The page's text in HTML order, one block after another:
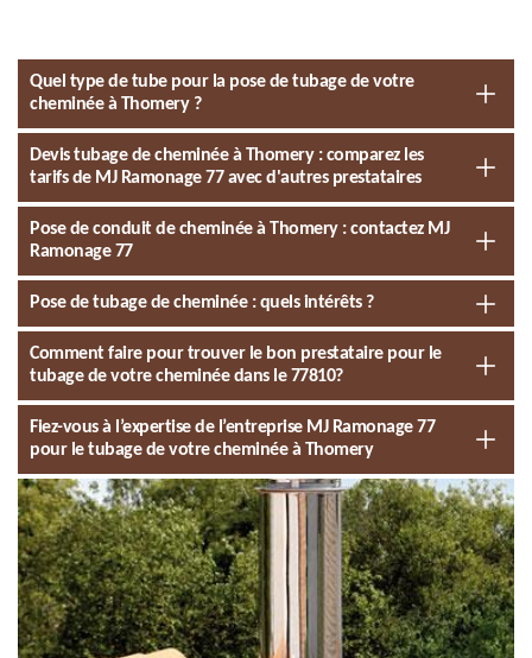
Quel type de tube pour la pose de tubage de votre
cheminée à Thomery ?
Devis tubage de cheminée à Thomery : comparez les
tarifs de MJ Ramonage 77 avec d'autres prestataires
Pose de conduit de cheminée à Thomery : contactez MJ
Ramonage 77
Pose de tubage de cheminée : quels intérêts ?
Comment faire pour trouver le bon prestataire pour le
tubage de votre cheminée dans le 77810?
Fiez-vous à l’expertise de l’entreprise MJ Ramonage 77
pour le tubage de votre cheminée à Thomery